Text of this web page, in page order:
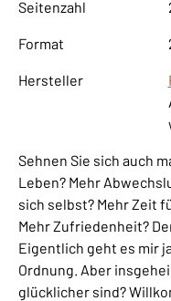
Seitenzahl
Format
Hersteller
Sehnen Sie sich auch
Leben? Mehr
sich selbst? Mehr Zeit
Mehr Zufriedenheit?
Eigentlich geht es mir
Ordnung. Aber
glücklicher sind?